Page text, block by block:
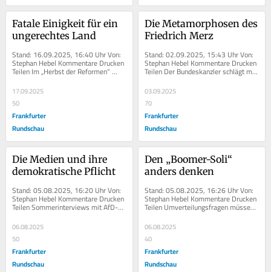
Fatale Einigkeit für ein
ungerechtes Land
Stand: 16.09.2025, 16:40 Uhr Von:
Stephan Hebel Kommentare Drucken
Teilen Im „Herbst der Reformen“
bekennen sich die...
17.09.2025
50
Frankfurter
Rundschau
Die Metamorphosen des
Friedrich Merz
Stand: 02.09.2025, 15:43 Uhr Von:
Stephan Hebel Kommentare Drucken
Teilen Der Bundeskanzler schlägt mit
03.09.2025
70
Frankfurter
Rundschau
Die Medien und ihre
demokratische Pflicht
Stand: 05.08.2025, 16:20 Uhr Von:
Stephan Hebel Kommentare Drucken
Teilen Sommerinterviews mit AfD-
06.08.2025
50
Frankfurter
Rundschau
Den „Boomer-Soli“
anders denken
Stand: 05.08.2025, 16:26 Uhr Von:
Stephan Hebel Kommentare Drucken
Teilen Umverteilungsfragen müssen
breiter gestellt werden. Es...
06.08.2025
40
Frankfurter
Rundschau